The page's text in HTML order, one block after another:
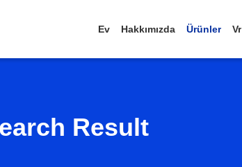
Ev Hakkımızda Ürünler Vr
Result